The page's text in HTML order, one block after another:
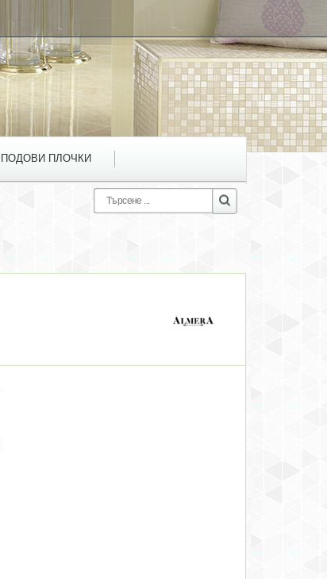
ПОДОВИ ПЛОЧКИ